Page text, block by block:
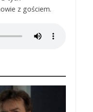
z gościem.